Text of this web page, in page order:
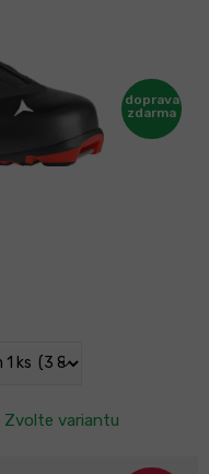
Zvolte variantu